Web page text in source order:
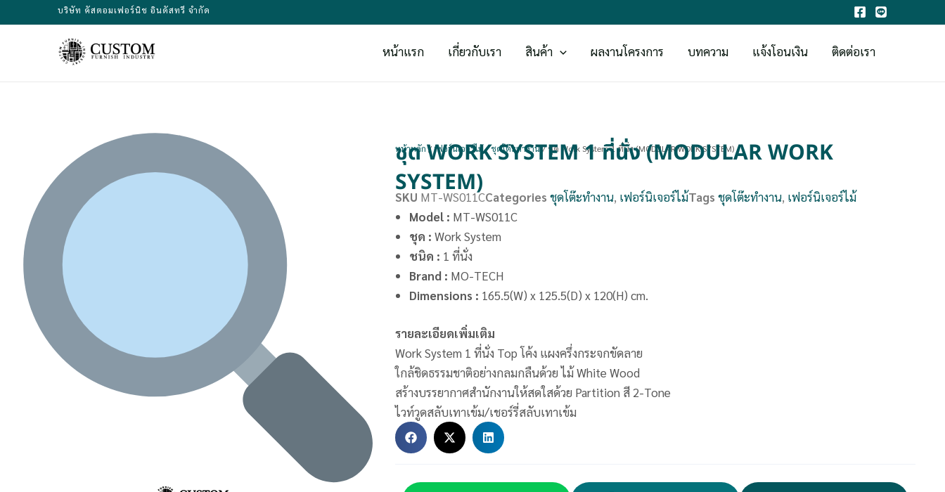
to
บริษัท คัสตอมเฟอร์นิช อินดัสทรี จำกัด
หน้าแรก เกี่ยวกับเรา สินค้า ผลงานโครงการ บทความ แจ้งโอนเงิน ติดต่อเรา
หน้าหลัก/เฟอร์นิเจอร์ไม้/ชุดโต๊ะทำงาน/ ชุด Work System 1 ที่นั่ง (MODULAR WORK SYSTEM)
ชุด WORK SYSTEM 1 ที่นั่ง (MODULAR WORK
SYSTEM)
SKU MT-WS011CCategories ชุดโต๊ะทำงาน, เฟอร์นิเจอร์ไม้Tags ชุดโต๊ะทำงาน, เฟอร์นิเจอร์ไม้
Model : MT-WS011C
ชุด : Work System
ชนิด : 1 ที่นั่ง
Brand : MO-TECH
Dimensions : 165.5(W) x 125.5(D) x 120(H) cm.
รายละเอียดเพิ่มเติม
Work System 1 ที่นั่ง Top โค้ง แผงครึ่งกระจกขัดลาย
ใกล้ชิดธรรมชาติอย่างกลมกลืนด้วย ไม้ ​White Wood
สร้างบรรยากาศสำนักงานให้สดใสด้วย ​Partition สี 2-Tone
ไวท์วูดสลับเทาเข้ม/เชอร์รี่สลับเทาเข้ม